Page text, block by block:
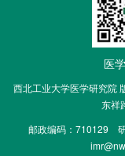
医
西北工业大学医学研究
东祥
邮政编码：710129